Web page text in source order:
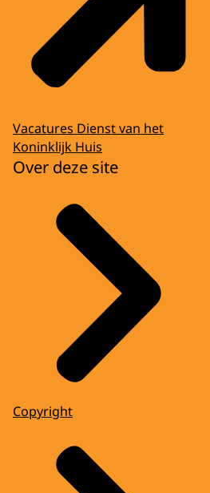
Vacatures Dienst van het
Koninklijk Huis
Over deze site
Copyright